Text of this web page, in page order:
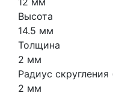
Высота
14.5 мм
Толщина
2 мм
Радиус скругления
2 мм